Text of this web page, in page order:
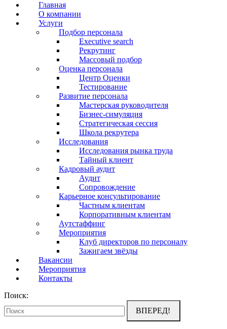
Главная
О компании
Услуги
Подбор персонала
Executive search
Рекрутинг
Массовый подбор
Оценка персонала
Центр Оценки
Тестирование
Развитие персонала
Мастерская руководителя
Бизнес-симуляция
Стратегическая сессия
Школа рекрутера
Исследования
Исследования рынка труда
Тайный клиент
Кадровый аудит
Аудит
Сопровождение
Карьерное консультирование
Частным клиентам
Корпоративным клиентам
Аутстаффинг
Мероприятия
Клуб директоров по персоналу
Зажигаем звёзды
Вакансии
Мероприятия
Контакты
Поиск: